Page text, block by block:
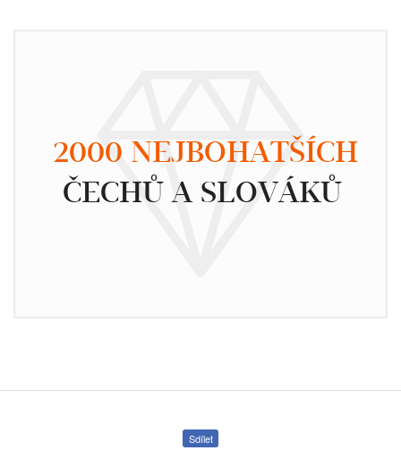
2000 NEJBOHATŠÍCH
ČECHŮ A SLOVÁKŮ
Sdílet